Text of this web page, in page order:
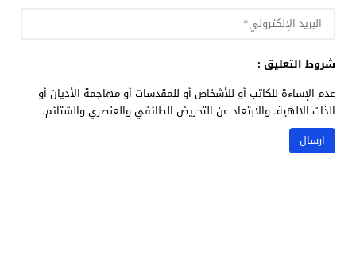
شروط التعليق :
عدم الإساءة للكاتب أو للأشخاص أو للمقدسات أو مهاجمة الأديان أو
الذات الالهية. والابتعاد عن التحريض الطائفي والعنصري والشتائم.